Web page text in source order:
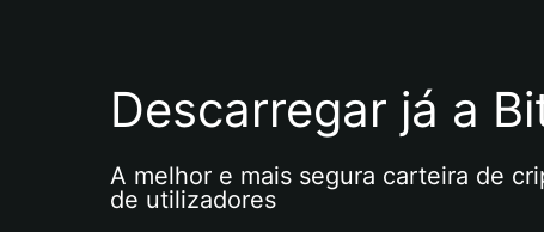
Descarregar já a
A melhor e mais segura carteira de
de utilizadores